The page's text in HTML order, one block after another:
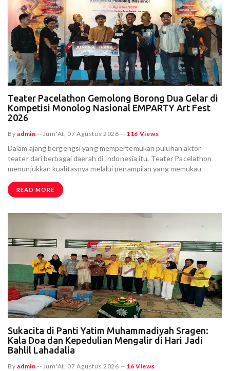
Teater Pacelathon Gemolong Borong Dua Gelar di
Kompetisi Monolog Nasional EMPARTY Art Fest
2026
Byadmin -- Jum'At, 07 Agustus 2026 -- 116 Views
Dalam ajang bergengsi yang mempertemukan puluhan aktor
teater dari berbagai daerah di Indonesia itu, Teater Pacelathon
menunjukkan kualitasnya melalui penampilan yang memukau
READ MORE
Sukacita di Panti Yatim Muhammadiyah Sragen:
Kala Doa dan Kepedulian Mengalir di Hari Jadi
Bahlil Lahadalia
Byadmin -- Jum'At, 07 Agustus 2026 -- 16 Views